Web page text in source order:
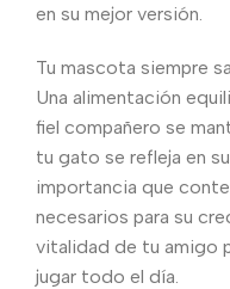
en su mejor versión.
Tu mascota siempre
Una alimentación
fiel compañero se
tu gato se refleja en
importancia que
necesarios para su
vitalidad de tu amigo
jugar todo el día.